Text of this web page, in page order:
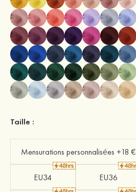
Taille :
Mensurations personnalisées +18 €
EU34 EU36